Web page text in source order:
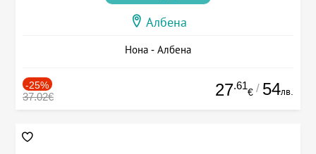
Албена
Нона - Албена
-25%
37.02€ 27.61
€ / 54лв.